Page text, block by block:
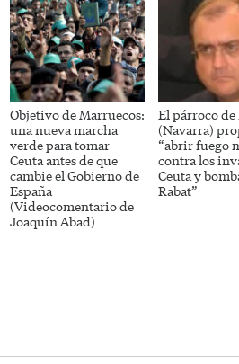
Objetivo de Marruecos:
una nueva marcha
verde para tomar
Ceuta antes de que
cambie el Gobierno de
España
(Videocomentario de
Joaquín Abad)
El párroco
(Navarra)
“abrir fuego
contra los
Ceuta y
Rabat”